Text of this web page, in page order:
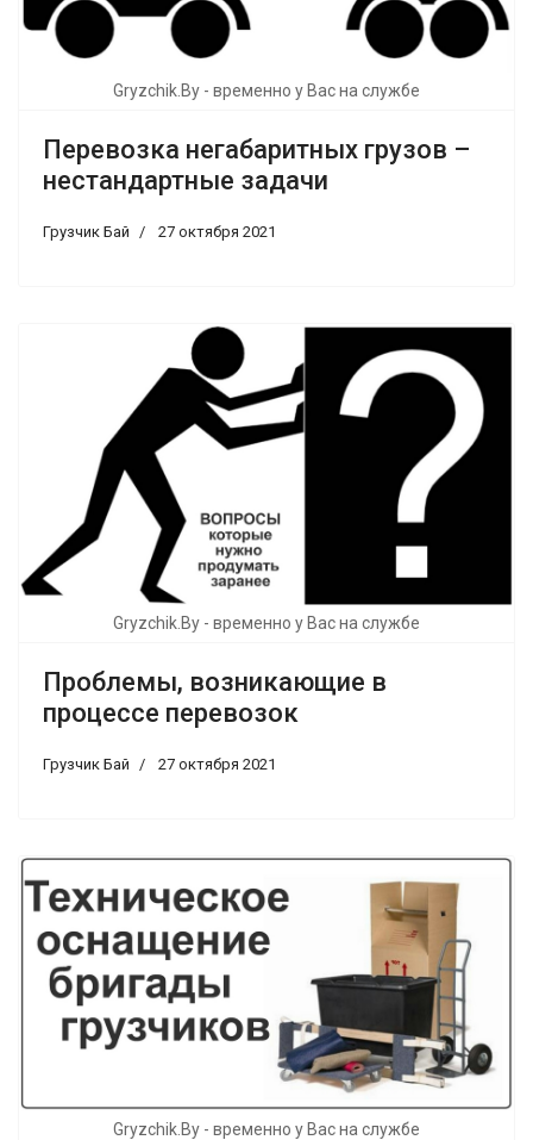
Gryzchik.By - временно у Вас на службе
Перевозка негабаритных грузов –
нестандартные задачи
Грузчик Бай 27 октября 2021
Gryzchik.By - временно у Вас на службе
Проблемы, возникающие в
процессе перевозок
Грузчик Бай 27 октября 2021
Gryzchik.By - временно у Вас на службе